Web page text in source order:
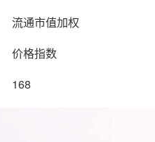
流通市值加权
价格指数
168